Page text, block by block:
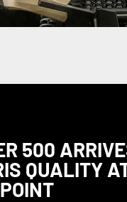
500
QUALITY